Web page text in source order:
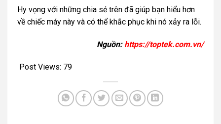
Hy vọng với những chia sẻ trên đã giúp bạn hiểu hơn
về chiếc máy này và có thể khắc phục khi nó xảy ra lỗi.
Nguồn: https://toptek.com.vn/
Post Views: 79